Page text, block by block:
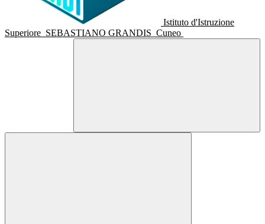
Istituto d'Istruzione
Superiore SEBASTIANO GRANDIS Cuneo